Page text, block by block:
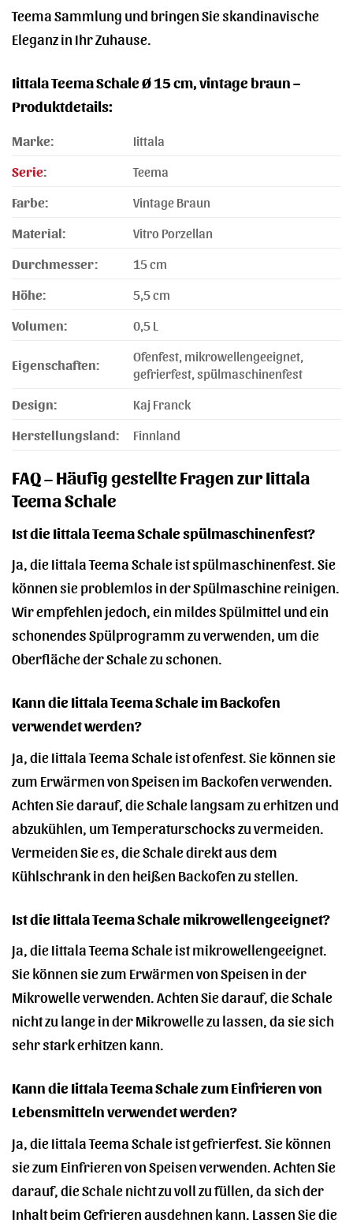
Teema Sammlung und bringen Sie skandinavische
Eleganz in Ihr Zuhause.
Iittala Teema Schale Ø 15 cm, vintage braun –
Produktdetails:
Marke:
Iittala
Serie:
Teema
Farbe:
Vintage Braun
Material:
Vitro Porzellan
Durchmesser:
15 cm
Höhe:
5,5 cm
Volumen:
0,5 L
Eigenschaften:
Ofenfest, mikrowellengeeignet,
gefrierfest, spülmaschinenfest
Design:
Kaj Franck
Herstellungsland:
Finnland
FAQ – Häufig gestellte Fragen zur Iittala
Teema Schale
Ist die Iittala Teema Schale spülmaschinenfest?
Ja, die Iittala Teema Schale ist spülmaschinenfest. Sie
können sie problemlos in der Spülmaschine reinigen.
Wir empfehlen jedoch, ein mildes Spülmittel und ein
schonendes Spülprogramm zu verwenden, um die
Oberfläche der Schale zu schonen.
Kann die Iittala Teema Schale im Backofen
verwendet werden?
Ja, die Iittala Teema Schale ist ofenfest. Sie können sie
zum Erwärmen von Speisen im Backofen verwenden.
Achten Sie darauf, die Schale langsam zu erhitzen und
abzukühlen, um Temperaturschocks zu vermeiden.
Vermeiden Sie es, die Schale direkt aus dem
Kühlschrank in den heißen Backofen zu stellen.
Ist die Iittala Teema Schale mikrowellengeeignet?
Ja, die Iittala Teema Schale ist mikrowellengeeignet.
Sie können sie zum Erwärmen von Speisen in der
Mikrowelle verwenden. Achten Sie darauf, die Schale
nicht zu lange in der Mikrowelle zu lassen, da sie sich
sehr stark erhitzen kann.
Kann die Iittala Teema Schale zum Einfrieren von
Lebensmitteln verwendet werden?
Ja, die Iittala Teema Schale ist gefrierfest. Sie können
sie zum Einfrieren von Speisen verwenden. Achten Sie
darauf, die Schale nicht zu voll zu füllen, da sich der
Inhalt beim Gefrieren ausdehnen kann. Lassen Sie die